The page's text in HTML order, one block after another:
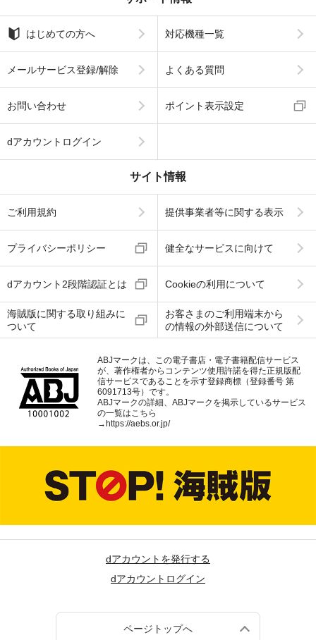
はじめての方へ 対応機種一覧
メールサービス登録/解除 よくある質問
お問い合わせ ポイント表示設定
dアカウントログイン
サイト情報
ご利用規約 提供事業者等に関する表示
プライバシーポリシー 健全なサービスに向けて
dアカウント2段階認証とは Cookieの利用について
海賊版に関する取り組みに
ついて
お客さまのご利用端末から
の情報の外部送信について
ABJマークは、この電子書店・電子書籍配信サービス
が、著作権者からコンテンツ使用許諾を得た正規版配
信サービスであることを示す登録商標（登録番号 第
6091713号）です。
ABJマークの詳細、ABJマークを掲示しているサービス
の一覧はこちら
→ https://aebs.or.jp/
dアカウントを発行する
dアカウントログイン
ページトップへ